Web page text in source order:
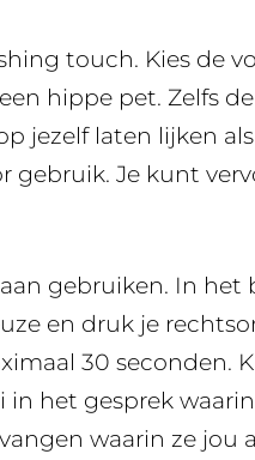
touch. Kies de
hippe pet. Zelfs
jezelf laten lijken
gebruik. Je kunt
gebruiken. In
en druk je
30 seconden.
het gesprek
waarin ze jou